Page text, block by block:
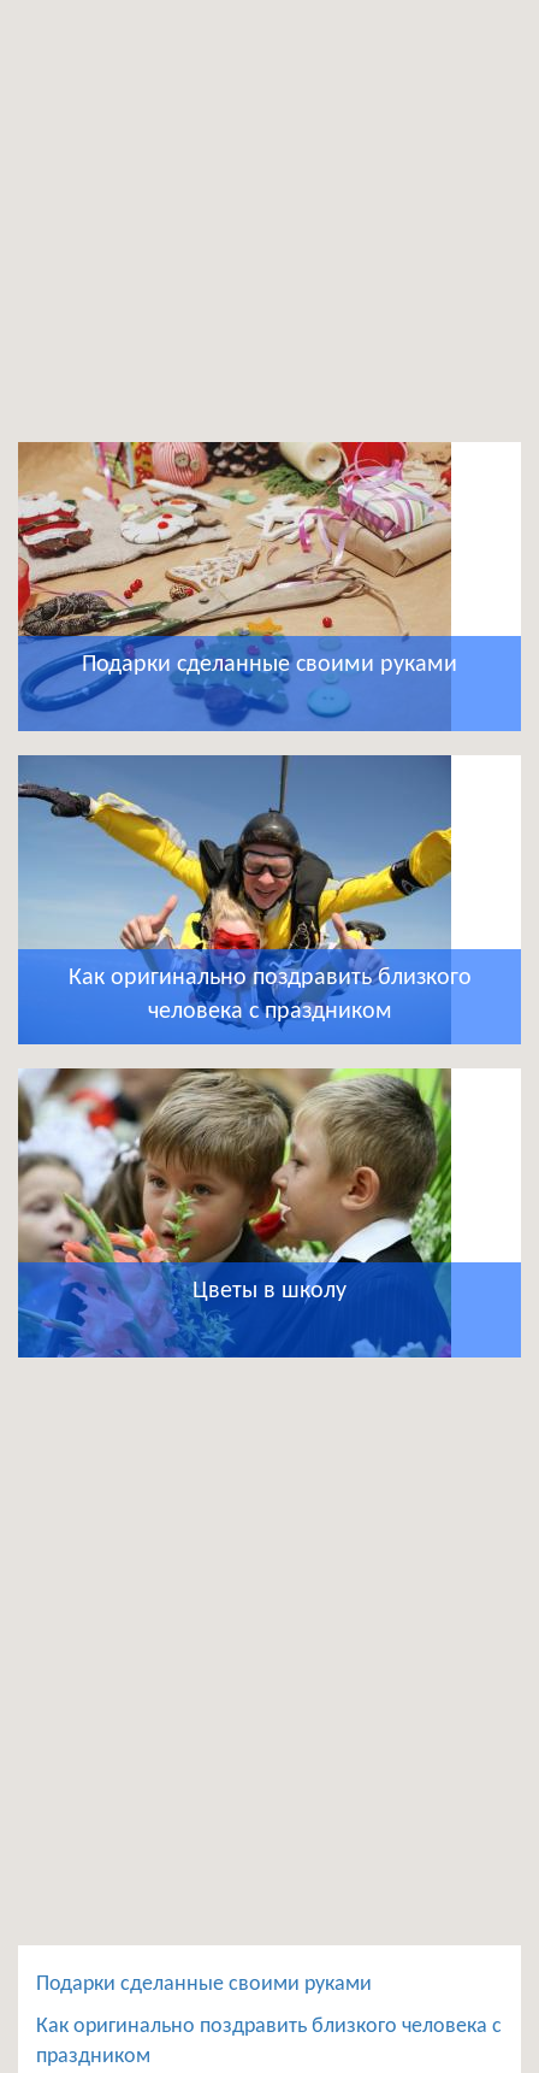
Подарки сделанные своими руками
Как оригинально поздравить близкого
человека с праздником
Цветы в школу
Подарки сделанные своими руками
Как оригинально поздравить близкого человека с
праздником